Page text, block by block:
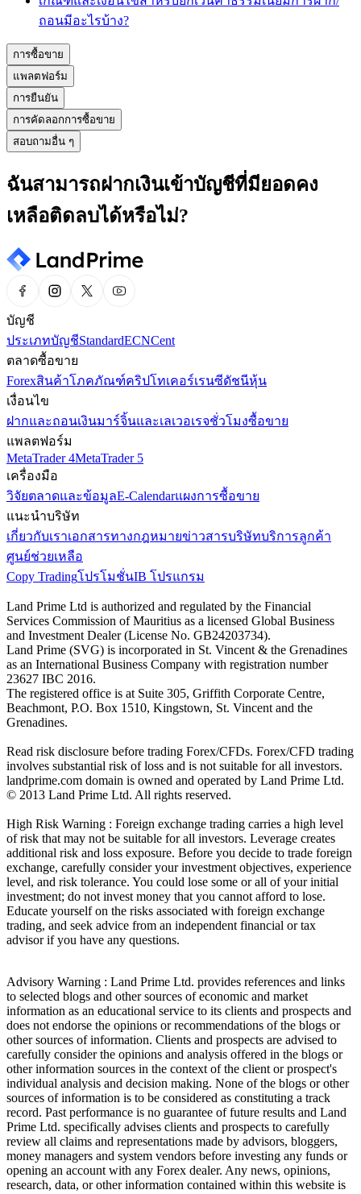
ถอนมีอะไรบ้าง?
การซื้อขาย
แพลตฟอร์ม
การยืนยัน
การคัดลอกการซื้อขาย
สอบถามอื่น ๆ
ฉันสามารถฝากเงินเข้าบัญชีที่มียอดคง
เหลือติดลบได้หรือไม่?
บัญชี
ประเภทบัญชีStandardECNCent
ตลาดซื้อขาย
Forexสินค้าโภคภัณฑ์คริปโทเคอร์เรนซีดัชนีหุ้น
เงื่อนไข
ฝากและถอนเงินมาร์จิ้นและเลเวอเรจชั่วโมงซื้อขาย
แพลตฟอร์ม
MetaTrader 4MetaTrader 5
เครื่องมือ
วิจัยตลาดและข้อมูลE-Calendarแผงการซื้อขาย
แนะนำบริษัท
เกี่ยวกับเราเอกสารทางกฎหมายข่าวสารบริษัทบริการลูกค้า
ศูนย์ช่วยเหลือ
Copy Tradingโปรโมชั่นIB โปรแกรม
Land Prime Ltd is authorized and regulated by the Financial
Services Commission of Mauritius as a licensed Global Business
and Investment Dealer (License No. GB24203734).
Land Prime (SVG) is incorporated in St. Vincent & the Grenadines
as an International Business Company with registration number
23627 IBC 2016.
The registered office is at Suite 305, Griffith Corporate Centre,
Beachmont, P.O. Box 1510, Kingstown, St. Vincent and the
Grenadines.
Read risk disclosure before trading Forex/CFDs. Forex/CFD trading
involves substantial risk of loss and is not suitable for all investors.
landprime.com domain is owned and operated by Land Prime Ltd.
© 2013 Land Prime Ltd. All rights reserved.
High Risk Warning : Foreign exchange trading carries a high level
of risk that may not be suitable for all investors. Leverage creates
additional risk and loss exposure. Before you decide to trade foreign
exchange, carefully consider your investment objectives, experience
level, and risk tolerance. You could lose some or all of your initial
investment; do not invest money that you cannot afford to lose.
Educate yourself on the risks associated with foreign exchange
trading, and seek advice from an independent financial or tax
advisor if you have any questions.
Advisory Warning : Land Prime Ltd. provides references and links
to selected blogs and other sources of economic and market
information as an educational service to its clients and prospects and
does not endorse the opinions or recommendations of the blogs or
other sources of information. Clients and prospects are advised to
carefully consider the opinions and analysis offered in the blogs or
other information sources in the context of the client or prospect's
individual analysis and decision making. None of the blogs or other
sources of information is to be considered as constituting a track
record. Past performance is no guarantee of future results and Land
Prime Ltd. specifically advises clients and prospects to carefully
review all claims and representations made by advisors, bloggers,
money managers and system vendors before investing any funds or
opening an account with any Forex dealer. Any news, opinions,
research, data, or other information contained within this website is